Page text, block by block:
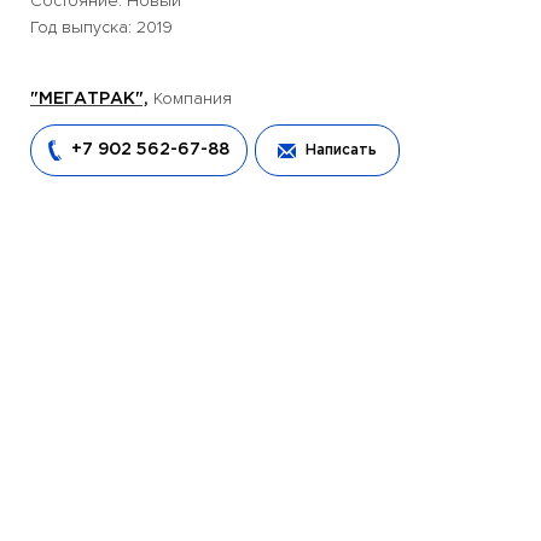
Год выпуска: 2019
"МЕГАТРАК", Компания
+7 902 562-67-88 Написать